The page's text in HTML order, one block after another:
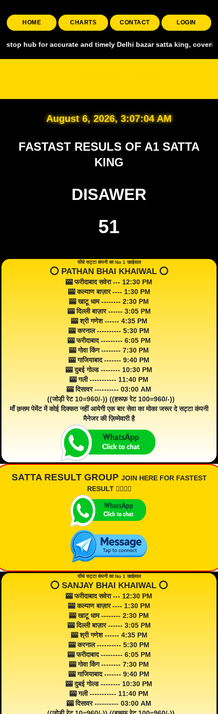
HOME CHARTS CONTACT LOGIN
accurate and timely Delhi bazar satta king, covering all
August 6, 2026, 3:07:05 AM
FASTAST RESULS OF A1 SATTA
KING
DISAWER
51
सीधे सट्टा कंपनी का No 1 खाईवाल
⭕️ PATHAN BHAI KHAIWAL ⭕️
🎰 फरीदाबाद सवेरा --- 12:30 PM
🎰 कल्याण बाज़ार ---- 1:30 PM
🎰 खाटू धाम -------- 2:30 PM
🎰 दिल्ली बाज़ार ------ 3:05 PM
🎰 श्री गणेश ------ 4:35 PM
🎰 करनाल ---------- 5:30 PM
🎰 फरीदाबाद --------- 6:05 PM
🎰 गोवा किंग -------- 7:30 PM
🎰 गाजियाबाद ------- 9:40 PM
🎰 दुबई गोल्ड -------- 10:30 PM
🎰 गली ----------- 11:40 PM
🎰 दिसावर ---------- 03:00 AM
((जोड़ी रेट 10=960/-)) ((हरूफ़ रेट 100=960/-))
माँ क़सम पेमेंट में कोई दिक्कत नहीं आयेगी एक बार सेवा का मोका जरूर दे सट्टा कंपनी
मैनेजर की ज़िम्मेवारी है
SATTA RESULT GROUP JOIN HERE FOR FASTEST
RESULT 👇🏾👇🏾
सीधे सट्टा कंपनी का No 1 खाईवाल
⭕️ SANJAY BHAI KHAIWAL ⭕️
🎰 फरीदाबाद सवेरा --- 12:30 PM
🎰 कल्याण बाज़ार ---- 1:30 PM
🎰 खाटू धाम -------- 2:30 PM
🎰 दिल्ली बाज़ार ------ 3:05 PM
🎰 श्री गणेश ------ 4:35 PM
🎰 करनाल ---------- 5:30 PM
🎰 फरीदाबाद --------- 6:05 PM
🎰 गोवा किंग -------- 7:30 PM
🎰 गाजियाबाद ------- 9:40 PM
🎰 दुबई गोल्ड -------- 10:30 PM
🎰 गली ----------- 11:40 PM
🎰 दिसावर ---------- 03:00 AM